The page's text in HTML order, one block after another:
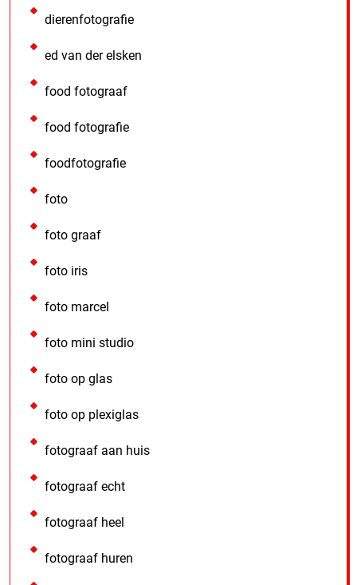
dierenfotografie
ed van der elsken
food fotograaf
food fotografie
foodfotografie
foto
foto graaf
foto iris
foto marcel
foto mini studio
foto op glas
foto op plexiglas
fotograaf aan huis
fotograaf echt
fotograaf heel
fotograaf huren